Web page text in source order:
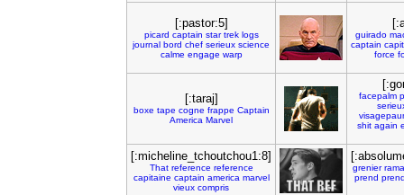
[:pastor:5]
picard captain star trek logs
journal bord chef serieux science
calme engage warp
guirado
captain
force
[:taraj]
boxe tape cogne frappe Captain
America Marvel
facepalm
shit again
[:micheline_tchoutchou1:8]
That reference reference
capitaine captain america marvel
vieux compris
grenier
prend